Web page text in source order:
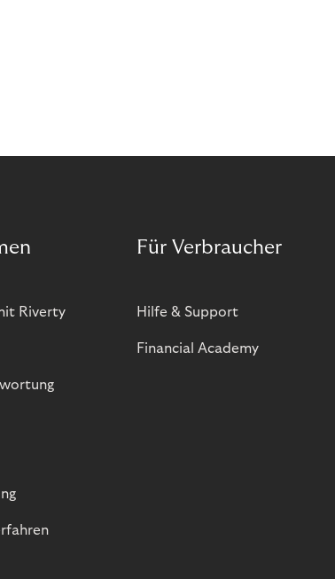
Riverty
Für Verbraucher
Hilfe & Support
Financial Academy